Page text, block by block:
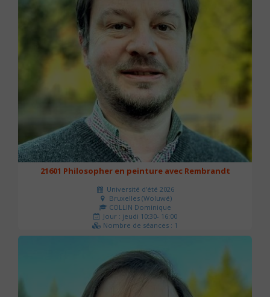
21601 Philosopher en peinture avec Rembrandt
Université d'été 2026
Bruxelles (Woluwé)
COLLIN Dominique
Jour : jeudi 10:30- 16:00
Nombre de séances : 1
40 €